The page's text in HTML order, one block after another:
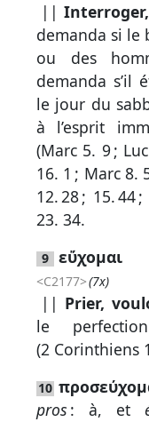
||
demanda si le
ou des
demanda s’il
le jour du
à l’esprit
(Marc 5. 9;
16. 1 ; Marc 8.
12. 28; 15. 44;
23. 34.
9 εὔχομαι
<C2177>(7x)
|| Prier,
le
(2 Corinthiens
10
pros : à, et